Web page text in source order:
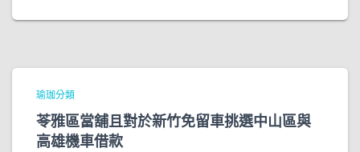
瑜珈分類
苓雅區當舖且對於新竹免留車挑選中山區與
高雄機車借款